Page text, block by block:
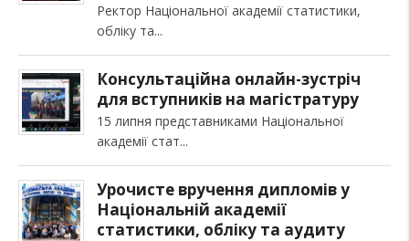
Ректор Національної академії статистики,
обліку та
Консультаційна онлайн-зустріч
для вступників на магістратуру
15 липня представниками Національної
академії стат
Урочисте вручення дипломів у
Національній академії
статистики, обліку та аудиту